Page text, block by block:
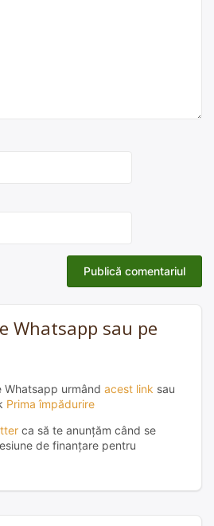
Whatsapp sau pe
Whatsapp urmând acest link sau
Prima împădurire
ca să te anunțăm când se
de finanțare pentru